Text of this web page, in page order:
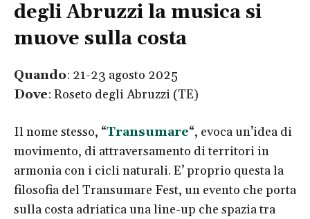
degli Abruzzi la musica si
muove sulla costa
Quando: 21-23 agosto 2025
Dove: Roseto degli Abruzzi (TE)
Il nome stesso, “Transumare“, evoca un’idea di
movimento, di attraversamento di territori in
armonia con i cicli naturali. E’ proprio questa la
filosofia del Transumare Fest, un evento che porta
sulla costa adriatica una line-up che spazia tra